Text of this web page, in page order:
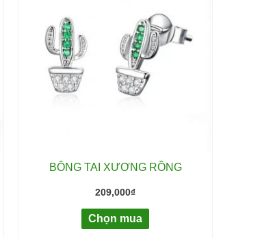
BÔNG TAI XƯƠNG RỒNG
209,000₫
Chọn mua